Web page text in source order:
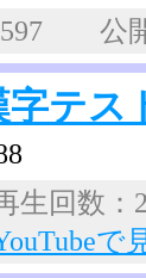
1597 公
字テス
生回数
で